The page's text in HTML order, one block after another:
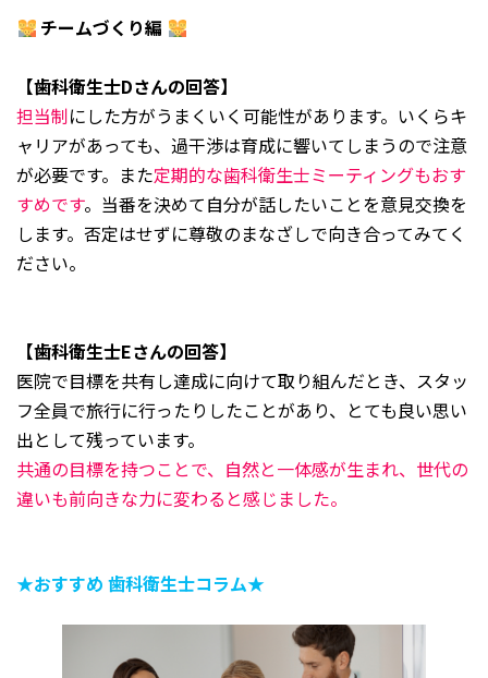
チームづくり編
【歯科衛生士Dさんの回答】
担当制にした方がうまくいく可能性があります。いくらキ
ャリアがあっても、過干渉は育成に響いてしまうので注意
が必要です。また定期的な歯科衛生士ミーティングもおす
すめです。当番を決めて自分が話したいことを意見交換を
します。否定はせずに尊敬のまなざしで向き合ってみてく
ださい。
【歯科衛生士Eさんの回答】
医院で目標を共有し達成に向けて取り組んだとき、スタッ
フ全員で旅行に行ったりしたことがあり、とても良い思い
出として残っています。
共通の目標を持つことで、自然と一体感が生まれ、世代の
違いも前向きな力に変わると感じました。
★おすすめ 歯科衛生士コラム★